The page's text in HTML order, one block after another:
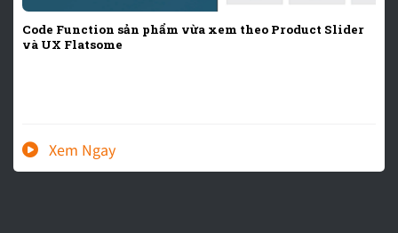
Code Function sản phẩm vừa xem theo Product Slider
và UX Flatsome